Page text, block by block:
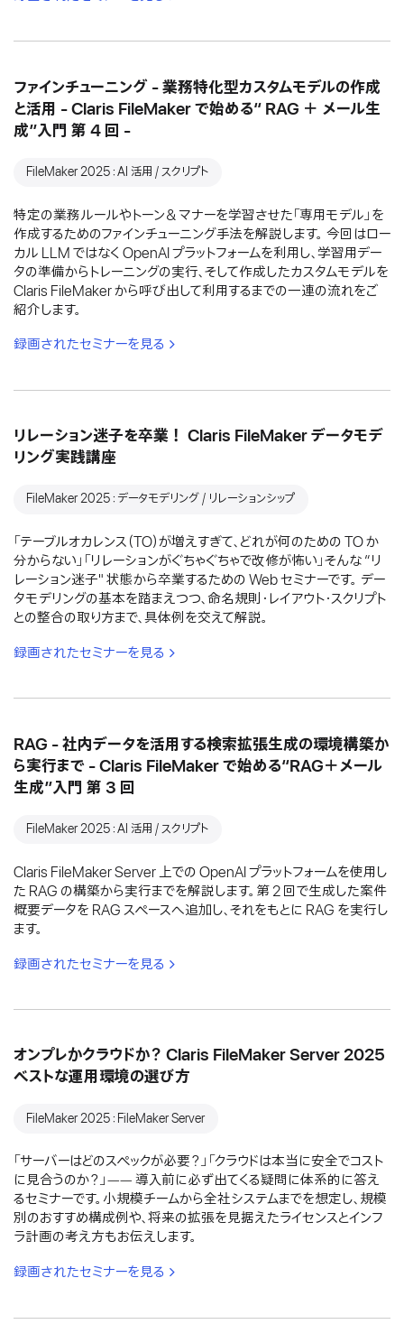
ファインチューニング - 業務特化型カスタムモデルの作成
と活用 - Claris FileMaker で始める“ RAG ＋ メール生
成”入門 第 4 回 -
FileMaker 2025：AI 活用 / スクリプト
特定の業務ルールやトーン＆マナーを学習させた「専用モデル」を
作成するためのファインチューニング手法を解説します。 今回はロー
カル LLM ではなく OpenAI プラットフォームを利用し、学習用デー
タの準備からトレーニングの実行、そして作成したカスタムモデルを
Claris FileMaker から呼び出して利用するまでの一連の流れをご
紹介します。
録画されたセミナーを見る
リレーション迷子を卒業！ Claris FileMaker データモデ
リング実践講座
FileMaker 2025：データモデリング / リレーションシップ
「テーブルオカレンス（TO）が増えすぎて、どれが何のための TO か
分からない」「リレーションがぐちゃぐちゃで改修が怖い」そんな “リ
レーション迷子" 状態から卒業するための Web セミナーです。 デー
タモデリングの基本を踏まえつつ、命名規則・レイアウト・スクリプト
との整合の取り方まで、具体例を交えて解説。
録画されたセミナーを見る
RAG - 社内データを活用する検索拡張生成の環境構築か
ら実行まで - Claris FileMaker で始める“RAG＋メール
生成”入門 第 3 回
FileMaker 2025：AI 活用 / スクリプト
Claris FileMaker Server 上での OpenAI プラットフォームを使用し
た RAG の構築から実行までを解説します。第 2 回で生成した案件
概要データを RAG スペースへ追加し、それをもとに RAG を実行し
ます。
録画されたセミナーを見る
オンプレかクラウドか？ Claris FileMaker Server 2025
ベストな運用環境の選び方
FileMaker 2025：FileMaker Server
「サーバーはどのスペックが必要？」「クラウドは本当に安全でコスト
に見合うのか？」―― 導入前に必ず出てくる疑問に体系的に答え
るセミナーです。小規模チームから全社システムまでを想定し、規模
別のおすすめ構成例や、将来の拡張を見据えたライセンスとインフ
ラ計画の考え方もお伝えします。
録画されたセミナーを見る